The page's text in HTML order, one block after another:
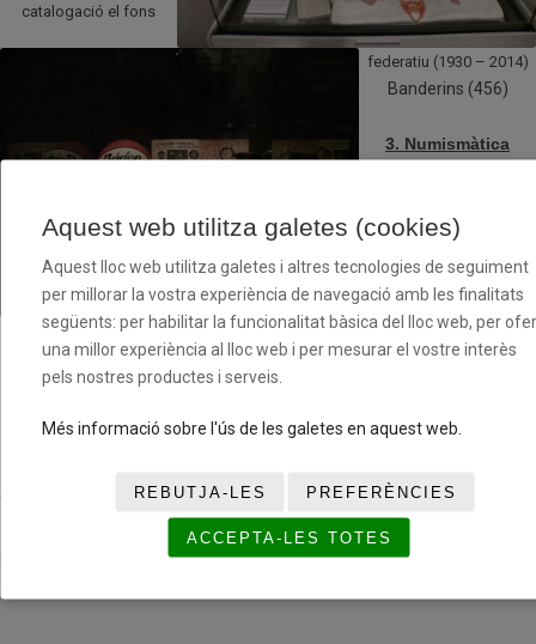
catalogació el fons
federatiu (1930 – 2014)
Banderins (456)
3. Numismàtica
…i moltes coses més!
Vine a visitar el museu de la Fundació del Bàsquet Català!
Només has d'enviar un correu electrònic
Aquest web utilitza galetes (cookies)
Aquest lloc web utilitza galetes i altres tecnologies de seguiment
per millorar la vostra experiència de navegació amb les finalitats
següents: per habilitar la funcionalitat bàsica del lloc web, per
una millor experiència al lloc web i per mesurar el vostre interès
pels nostres productes i serveis.
Més informació sobre l'ús de les galetes en aquest web.
REBUTJA-LES PREFERÈNCIES
ACCEPTA-LES TOTES